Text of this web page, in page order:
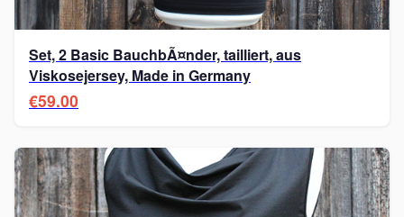
Set, 2 Basic BauchbÃ¤nder, tailliert, aus
Viskosejersey, Made in Germany
€59.00